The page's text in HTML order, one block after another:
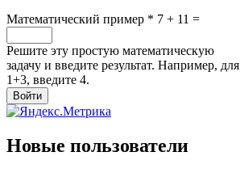
Математический пример * 7 + 11 =
Решите эту простую математическую
задачу и введите результат. Например, для
1+3, введите 4.
Новые пользователи